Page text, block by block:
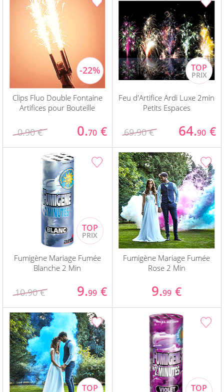
Clips Fluo Double Fontaine
Artifices pour Bouteille
0.90 € 0.70 €
Feu d'Artifice Ardi Luxe 2min
Petits Espaces
69.90 € 64.90 €
Fumigène Mariage Fumée
Blanche 2 Min
10.90 € 9.99 €
Fumigène Mariage Fumée
Rose 2 Min
9.99 €